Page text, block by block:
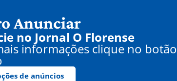
Anunciar
no Jornal O Florense
informações clique no botão
de anúncios